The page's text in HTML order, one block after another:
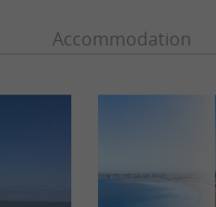
Accommodation